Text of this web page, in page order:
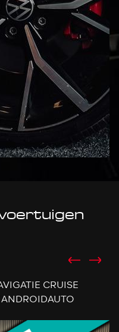
CRUISE
ANDROIDAUTO